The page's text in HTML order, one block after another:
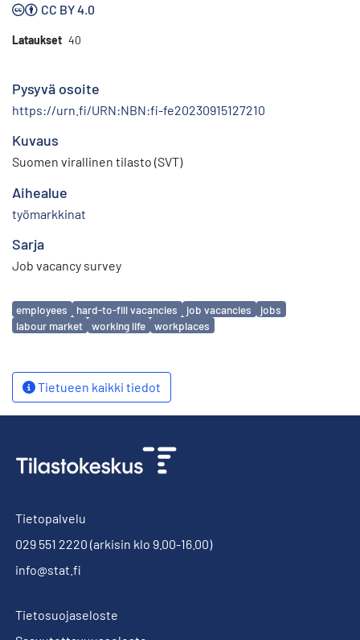
CC BY 4.0
Lataukset 40
Pysyvä osoite
https://urn.fi/URN:NBN:fi-fe20230915127210
Kuvaus
Suomen virallinen tilasto (SVT)
Aihealue
työmarkkinat
Sarja
Job vacancy survey
Avainsanat
employees hard-to-fill vacancies job vacancies
jobs
labour market
working life workplaces
Tietueen kaikki tiedot
Tietopalvelu
029 551 2220 (arkisin klo 9.00-16.00)
info@stat.fi
Tietosuojaseloste